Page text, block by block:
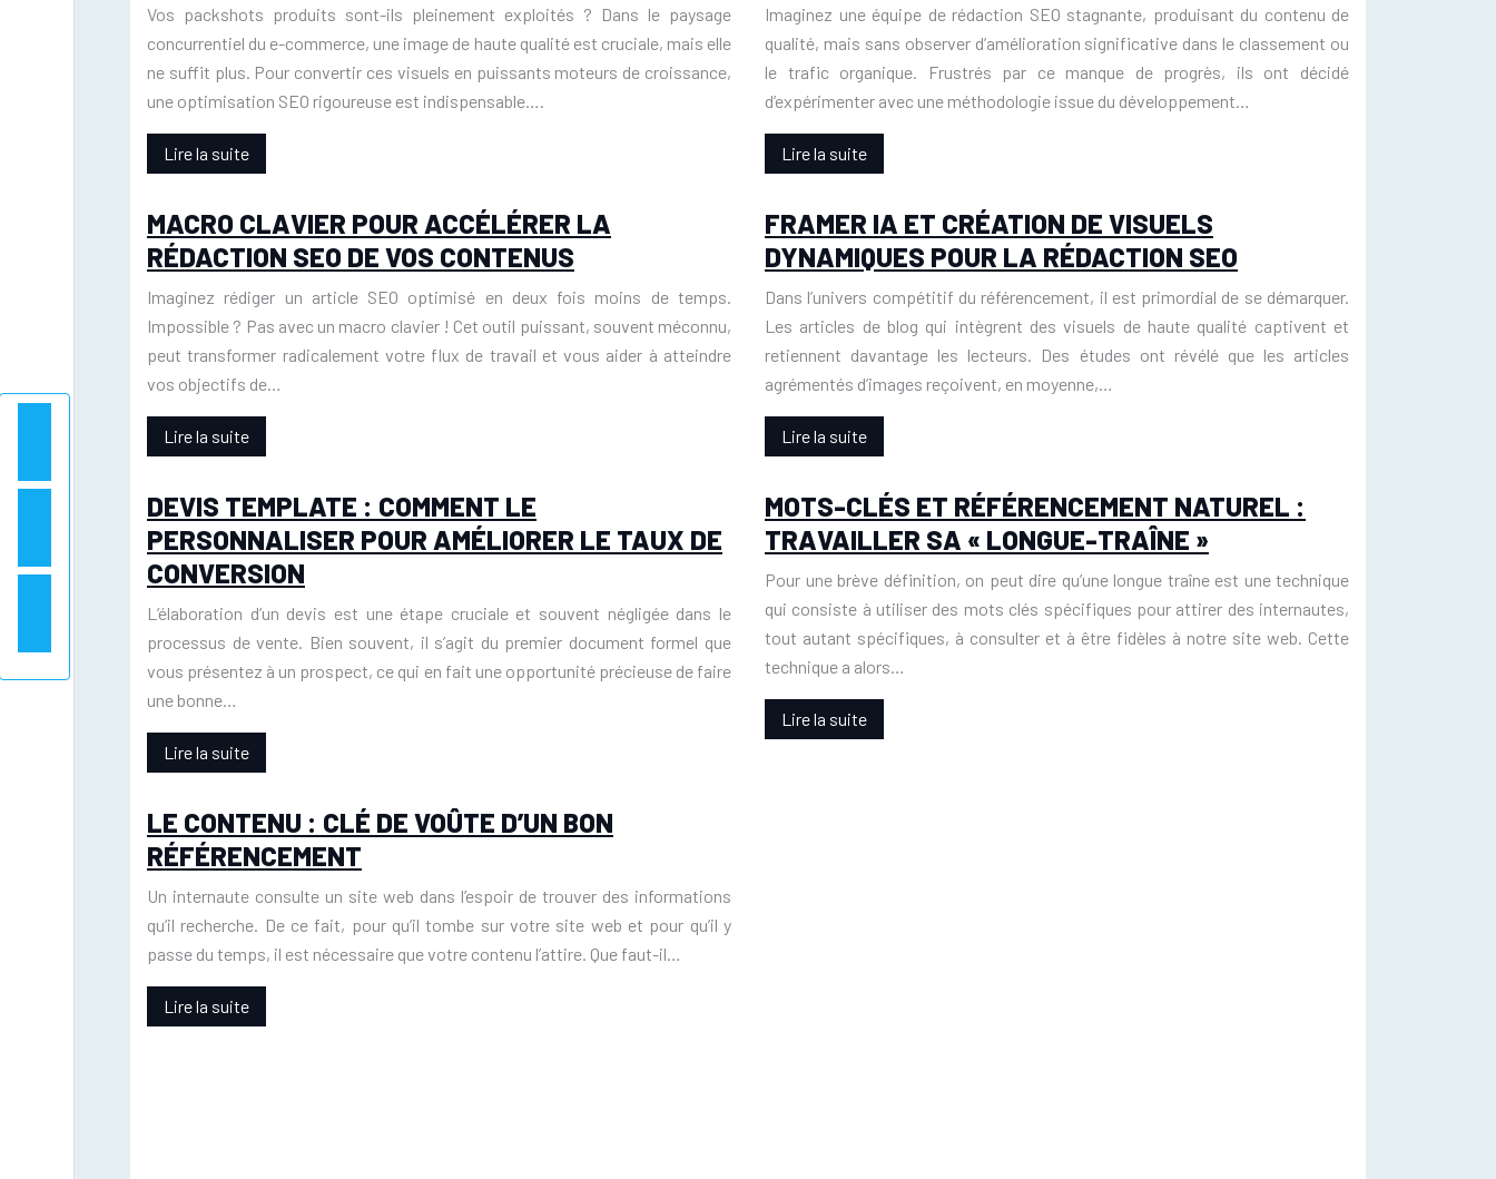
Vos packshots produits sont-ils pleinement exploités ? Dans le paysage
concurrentiel du e-commerce, une image de haute qualité est cruciale, mais elle
ne suffit plus. Pour convertir ces visuels en puissants moteurs de croissance,
une optimisation SEO rigoureuse est indispensable….
Lire la suite
Imaginez une équipe de rédaction SEO stagnante, produisant du contenu de
qualité, mais sans observer d’amélioration significative dans le classement ou
le trafic organique. Frustrés par ce manque de progrès, ils ont décidé
d’expérimenter avec une méthodologie issue du développement…
Lire la suite
MACRO CLAVIER POUR ACCÉLÉRER LA
RÉDACTION SEO DE VOS CONTENUS
Imaginez rédiger un article SEO optimisé en deux fois moins de temps.
Impossible ? Pas avec un macro clavier ! Cet outil puissant, souvent méconnu,
peut transformer radicalement votre flux de travail et vous aider à atteindre
vos objectifs de…
Lire la suite
FRAMER IA ET CRÉATION DE VISUELS
DYNAMIQUES POUR LA RÉDACTION SEO
Dans l’univers compétitif du référencement, il est primordial de se démarquer.
Les articles de blog qui intègrent des visuels de haute qualité captivent et
retiennent davantage les lecteurs. Des études ont révélé que les articles
agrémentés d’images reçoivent, en moyenne,…
Lire la suite
DEVIS TEMPLATE : COMMENT LE
PERSONNALISER POUR AMÉLIORER LE TAUX DE
CONVERSION
L’élaboration d’un devis est une étape cruciale et souvent négligée dans le
processus de vente. Bien souvent, il s’agit du premier document formel que
vous présentez à un prospect, ce qui en fait une opportunité précieuse de faire
une bonne…
Lire la suite
MOTS-CLÉS ET RÉFÉRENCEMENT NATUREL :
TRAVAILLER SA « LONGUE-TRAÎNE »
Pour une brève définition, on peut dire qu’une longue traîne est une technique
qui consiste à utiliser des mots clés spécifiques pour attirer des internautes,
tout autant spécifiques, à consulter et à être fidèles à notre site web. Cette
technique a alors…
Lire la suite
LE CONTENU : CLÉ DE VOÛTE D’UN BON
RÉFÉRENCEMENT
Un internaute consulte un site web dans l’espoir de trouver des informations
qu’il recherche. De ce fait, pour qu’il tombe sur votre site web et pour qu’il y
passe du temps, il est nécessaire que votre contenu l’attire. Que faut-il…
Lire la suite